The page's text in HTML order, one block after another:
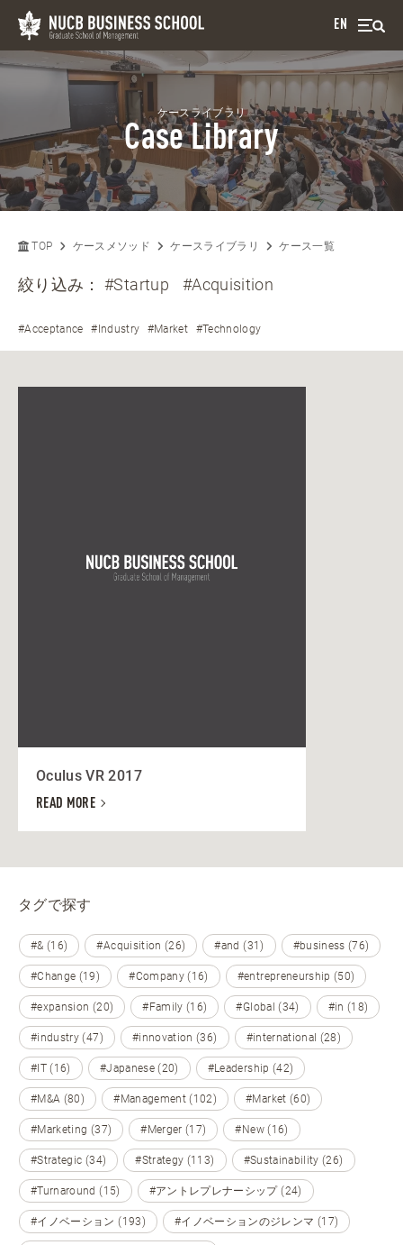
EN
ケースライブラリ
Case Library
TOP ケースメソッド ケースライブラリ ケース一覧
絞り込み：#Startup #Acquisition
#Acceptance #Industry #Market #Technology
Oculus VR 2017
READ MORE
タグで探す
#& (16) #Acquisition (26) #and (31) #business (76)
#Change (19) #Company (16) #entrepreneurship (50)
#expansion (20) #Family (16) #Global (34) #in (18)
#industry (47) #innovation (36) #international (28)
#IT (16) #Japanese (20) #Leadership (42)
#M&A (80) #Management (102) #Market (60)
#Marketing (37) #Merger (17) #New (16)
#Strategic (34) #Strategy (113) #Sustainability (26)
#Turnaround (15) #アントレプレナーシップ (24)
#イノベーション (193) #イノベーションのジレンマ (17)